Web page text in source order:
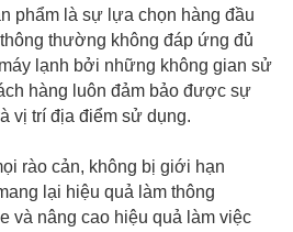
phẩm là sự lựa chọn hàng đầu
thường không đáp ứng đủ
lạnh bởi những không gian sử
hàng luôn đảm bảo được sự
vị trí địa điểm sử dụng.
rào cản, không bị giới hạn
lại hiệu quả làm thông
và nâng cao hiệu quả làm việc